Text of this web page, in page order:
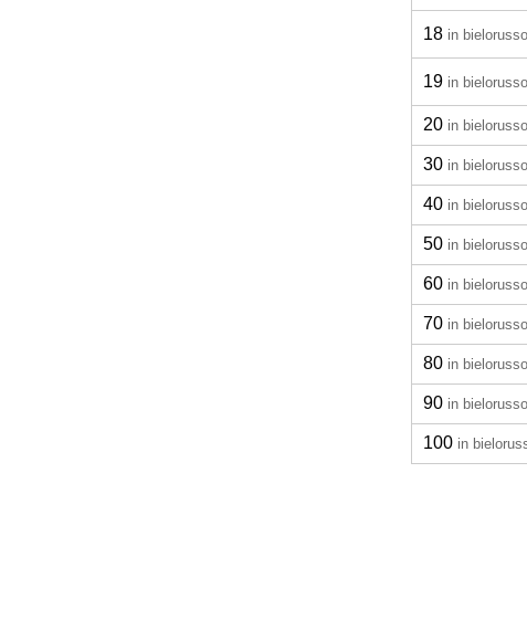
18 in bielorusso
19 in bielorusso
20 in bielorusso
30 in bielorusso
40 in bielorusso
50 in bielorusso
60 in bielorusso
70 in bielorusso
80 in bielorusso
90 in bielorusso
100 in